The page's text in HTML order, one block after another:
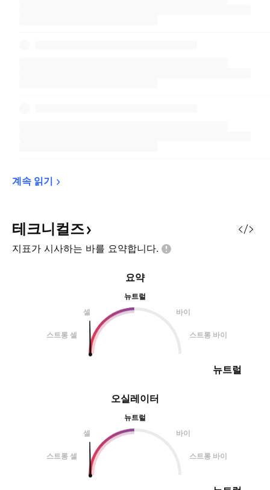
계속 읽기
테크니컬즈
지표가 시사하는 바를 요약합니다.
오실레이터
뉴트럴
셀
바이
스트롱 셀 스트롱 바이
요약
뉴트럴
셀
바이
스트롱 셀 스트롱 바이
뉴트럴